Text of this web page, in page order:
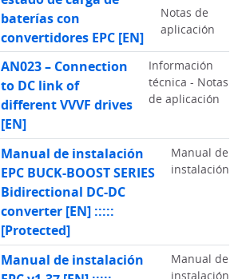
baterías con
convertidores EPC [EN]
Notas de
aplicación
AN023 – Connection
to DC link of
different VVVF drives
[EN]
Información
técnica - Notas
de aplicación
Manual de instalación
EPC BUCK-BOOST SERIES
Bidirectional DC-DC
converter [EN] :::::
[Protected]
Manual de
instalación
Manual de instalación
Manual de
instalación